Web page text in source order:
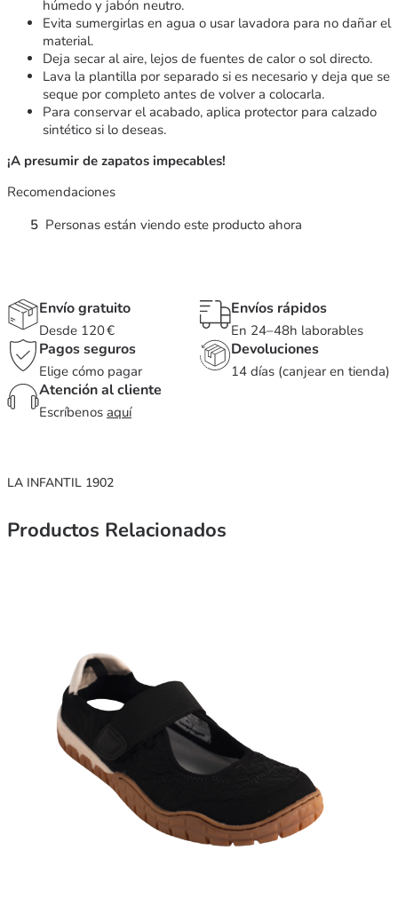
húmedo y jabón neutro.
Evita sumergirlas en agua o usar lavadora para no dañar el
material.
Deja secar al aire, lejos de fuentes de calor o sol directo.
Lava la plantilla por separado si es necesario y deja que se
seque por completo antes de volver a colocarla.
Para conservar el acabado, aplica protector para calzado
sintético si lo deseas.
¡A presumir de zapatos impecables!
Recomendaciones
5 Personas están viendo este producto ahora
Envío gratuito
Desde 120 €
Envíos rápidos
En 24–48h laborables
Pagos seguros
Elige cómo pagar
Devoluciones
14 días (canjear en tienda)
Atención al cliente
Escríbenos aquí
LA INFANTIL 1902
Productos Relacionados